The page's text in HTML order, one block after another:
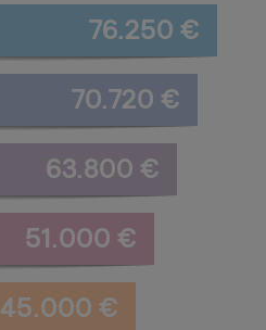
76.250 €
70.720 €
63.800 €
51.000 €
45.000 €